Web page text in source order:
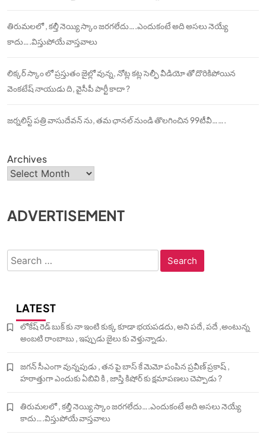
తిరుమలలో , కల్తీ నెయ్యి స్కాం జరగలేదు….ఎందుకంటే అది అసలు నెయ్యే
కాదు….విస్తుపోయే వాస్తవాలు
లిక్కర్ స్కాం లో ప్రస్తుతం జైల్లో వున్న, నోట్ల కట్ల సెల్ఫీ వీడియో తో దొరికిపోయిన
వెంకటేష్ నాయుడు ది, వైసీపీ పార్టీ కాదా ?
జర్నలిస్ట్ పత్రి వాసుదేవన్ ను, తమ ఛానల్ నుండి తొలగించిన 99టీవీ…….
Archives
ADVERTISEMENT
Search
for:
LATEST
లోకేష్ రెడ్ బుక్ కు నా ఇంటి కుక్క కూడా భయపడదు, అని పదే, పదే ,అంటున్న
అంబటి రాంబాబు , ఇప్పుడు జైలు కు వెళ్తున్నాడు.
జగన్ సీఎంగా వున్నపుడు , తన పై బాస్ కే మెమో పంపిన ప్రవీణ్ ప్రకాష్ ,
హఠాత్తుగా ఎందుకు ఏబివి కి , జాస్తి కిషోర్ కు క్షమాపణలు చెప్పాడు ?
తిరుమలలో , కల్తీ నెయ్యి స్కాం జరగలేదు….ఎందుకంటే అది అసలు నెయ్యే
కాదు….విస్తుపోయే వాస్తవాలు